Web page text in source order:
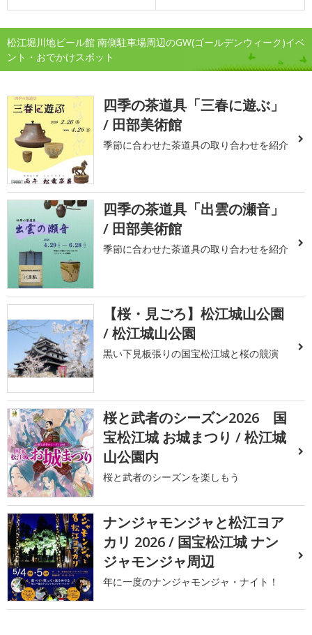
松江堀川地ビール館 南側駐車場周辺のGW(ゴールデンウィーク)イベ
ント・おでかけスポット
四季の茶道具「三春に遊ぶ」
/ 田部美術館
季節に合わせた茶道具の取り合わせを紹介
四季の茶道具「出雲の瀬音」
/ 田部美術館
季節に合わせた茶道具の取り合わせを紹介
【桜・見ごろ】松江城山公園
/ 松江城山公園
黒い下見板張りの国宝松江城と桜の競演
桜と武者のシーズン2026 国
宝松江城 お城まつり / 松江城
山公園内
桜と武者のシーズンを楽しもう
ナンジャモンジャと松江ヨア
カリ 2026 / 国宝松江城 ナン
ジャモンジャ周辺
年に一度のナンジャモンジャ・ナイト！